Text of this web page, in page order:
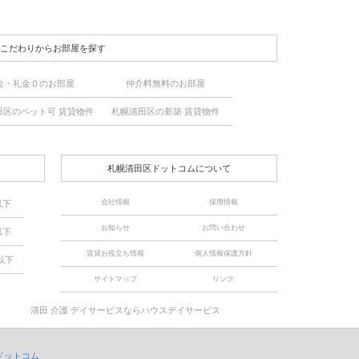
こだわりからお部屋を探す
・礼金０のお部屋 仲介料無料のお部屋
区のペット可 賃貸物件 札幌清田区の新築 賃貸物件
下
下
下
札幌清田区ドットコムについて
会社情報 採用情報
お知らせ お問い合わせ
賃貸お役立ち情報 個人情報保護方針
サイトマップ リンク
清田 介護 デイサービスならハウスデイサービス
ットコム